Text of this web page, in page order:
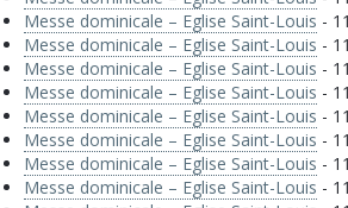
Messe dominicale – Eglise Saint-Louis -
Messe dominicale – Eglise Saint-Louis -
Messe dominicale – Eglise Saint-Louis -
Messe dominicale – Eglise Saint-Louis -
Messe dominicale – Eglise Saint-Louis -
Messe dominicale – Eglise Saint-Louis -
Messe dominicale – Eglise Saint-Louis -
Messe dominicale – Eglise Saint-Louis -